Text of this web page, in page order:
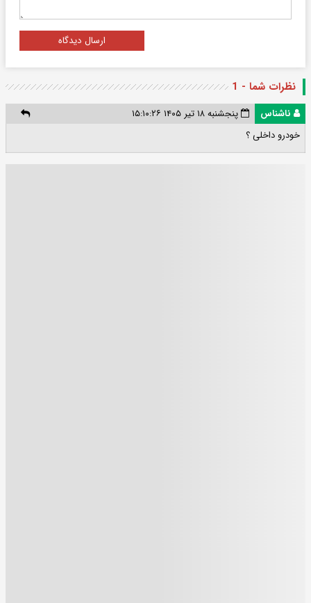
ارسال دیدگاه
نظرات شما - 1
ناشناس
پنجشنبه ۱۸ تیر ۱۴۰۵ ۱۵:۱۰:۲۶
خودرو داخلی ؟